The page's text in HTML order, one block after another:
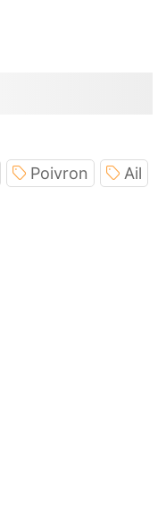
Poivron
Ail